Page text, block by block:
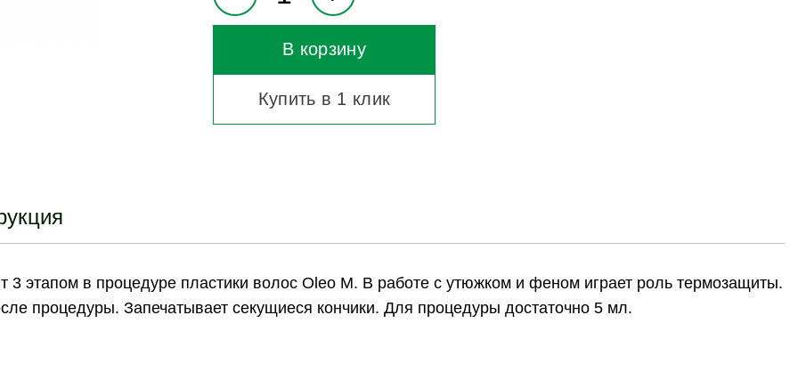
В корзину
Купить в 1 клик
3 этапом в процедуре пластики волос Oleo M. В работе с утюжком и феном играет роль термозащиты.
процедуры. Запечатывает секущиеся кончики. Для процедуры достаточно 5 мл.